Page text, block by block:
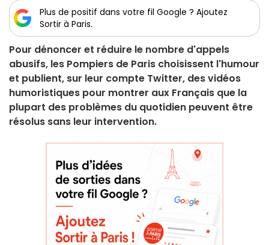
Plus de positif dans votre fil Google ? Ajoutez
Sortir à Paris.
Pour dénoncer et réduire le nombre d'appels
abusifs, les Pompiers de Paris choisissent l'humour
et publient, sur leur compte Twitter, des vidéos
humoristiques pour montrer aux Français que la
plupart des problèmes du quotidien peuvent être
résolus sans leur intervention.